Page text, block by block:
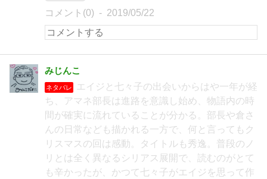
コメント(0) 2019/05/22
みじんこ
ネタバレ
エイジと七々子の出会いからはや一年が経
ち、アマネ部長は進路を意識し始め、物語内の時
間が確実に流れていることが分かる。部長や倉さ
んの日常なども描かれる一方で、何と言ってもク
リスマスの回は感動。タイトルも秀逸。普段のノ
リとは全く異なるシリアス展開で、読むのがとて
も辛かったが、かつて七々子がエイジを思って作